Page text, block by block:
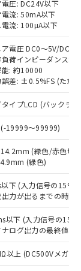
圧: DC24V以下
流: 50mA以下
流: 100µA以下
ア電圧 DC0～5V/DC1
負荷インピーダンス:
能: 約10000
誤差: ±0.5%FS (ただ
タイプLCD (バックラ
19999～99999)
(緑色/赤色切
(緑色)
下 (入力信号の15%
力が出るまでの時間)
以下 (入力信号の
ナログ出力の最終値へ
以上 (DC500Vメガに
取扱
価格
ので
には、
もある
内デー
、閲
よび標
とをご
はお客
当のオ
売員に
ご確認
質）の
中の
、有
して
どや
、 カド
フェニル
ーテル類
ヘキシ
酸ブチ
ブチル
対する
の
の
お問
カドミウ
ルエーテ
、外国
商品
輸出
、日本
引許
きを
は、完
されな
サイ
その他
に一切
あり
つ
、ま